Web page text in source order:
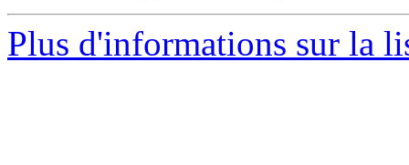
Plus d'informations sur la